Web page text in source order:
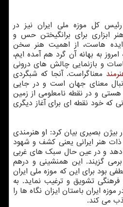
كل موزه ملی ایران نیز در
ابزاری برای برانگیختن حس و
ایده هاست، از اهمیت هنر سخن
به بهانه آن گرد هم آمده ایم،
و بازنمایی چالش های درونی
معناگراست. آنجا كه شبگردی
معنای جهان است و در جایی
و در نقطه نامعلومی از زمین
كه خود نقطه ای برای آغاز دیگری
بیژن بصیری بیان كرد: او هنرمندی
ذات هنر ایرانی یعنی كشف و شهود
دهد و در عین حال سبك های غربی
گزیند. این همنشینی و درهم
بود برای این كه موزه ملی ایران
فرهنگی تشویق و ترغیب نماید. به
ایران باستان ایزان نگاه ها را
می كند.